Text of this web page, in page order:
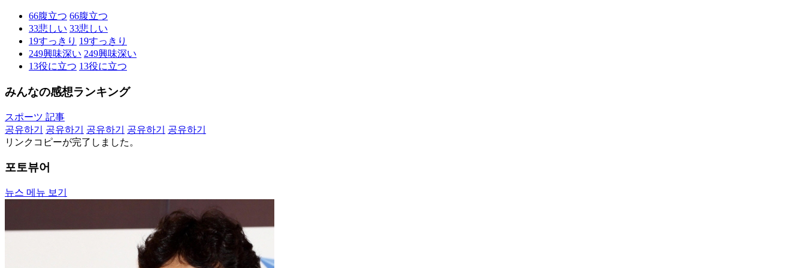
66腹立つ 66腹立つ
33悲しい 33悲しい
19すっきり 19すっきり
249興味深い 249興味深い
13役に立つ 13役に立つ
みんなの感想ランキング
スポーツ 記事
공유하기
공유하기 공유하기 공유하기
공유하기
リンクコピーが完了しました。
포토뷰어
뉴스 메뉴 보기